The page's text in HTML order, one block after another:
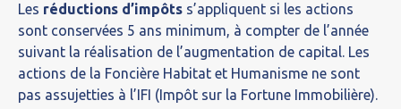
Les réductions d’impôts s’appliquent si les actions
sont conservées 5 ans minimum, à compter de l’année
suivant la réalisation de l’augmentation de capital. Les
actions de la Foncière Habitat et Humanisme ne sont
pas assujetties à l’IFI (Impôt sur la Fortune Immobilière).